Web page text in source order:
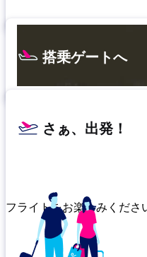
搭乗ゲートへ
さぁ、出発！
フライトをお楽しみくださ